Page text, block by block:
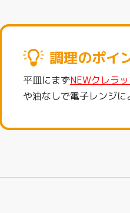
調理のポイ
平皿にまずNEWクレラ
や油なしで電子レンジに